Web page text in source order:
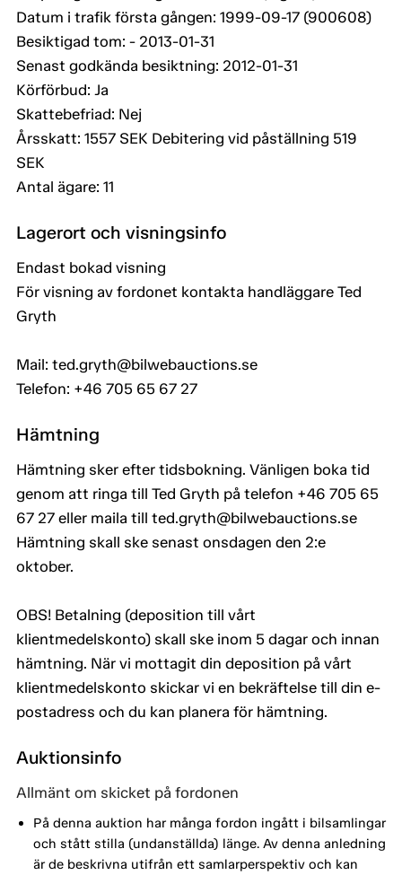
Datum i trafik första gången: 1999-09-17 (900608)
Besiktigad tom: - 2013-01-31
Senast godkända besiktning: 2012-01-31
Körförbud: Ja
Skattebefriad: Nej
Årsskatt: 1557 SEK Debitering vid påställning 519
SEK
Antal ägare: 11
Lagerort och visningsinfo
Endast bokad visning
För visning av fordonet kontakta handläggare Ted
Gryth
Mail: ted.gryth@bilwebauctions.se
Telefon: +46 705 65 67 27
Hämtning
Hämtning sker efter tidsbokning. Vänligen boka tid
genom att ringa till Ted Gryth på telefon +46 705 65
67 27 eller maila till ted.gryth@bilwebauctions.se
Hämtning skall ske senast onsdagen den 2:e
oktober.
OBS! Betalning (deposition till vårt
klientmedelskonto) skall ske inom 5 dagar och innan
hämtning. När vi mottagit din deposition på vårt
klientmedelskonto skickar vi en bekräftelse till din e-
postadress och du kan planera för hämtning.
Auktionsinfo
Allmänt om skicket på fordonen
På denna auktion har många fordon ingått i bilsamlingar
och stått stilla (undanställda) länge. Av denna anledning
är de beskrivna utifrån ett samlarperspektiv och kan